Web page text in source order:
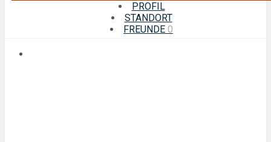
PROFIL
STANDORT
FREUNDE 0